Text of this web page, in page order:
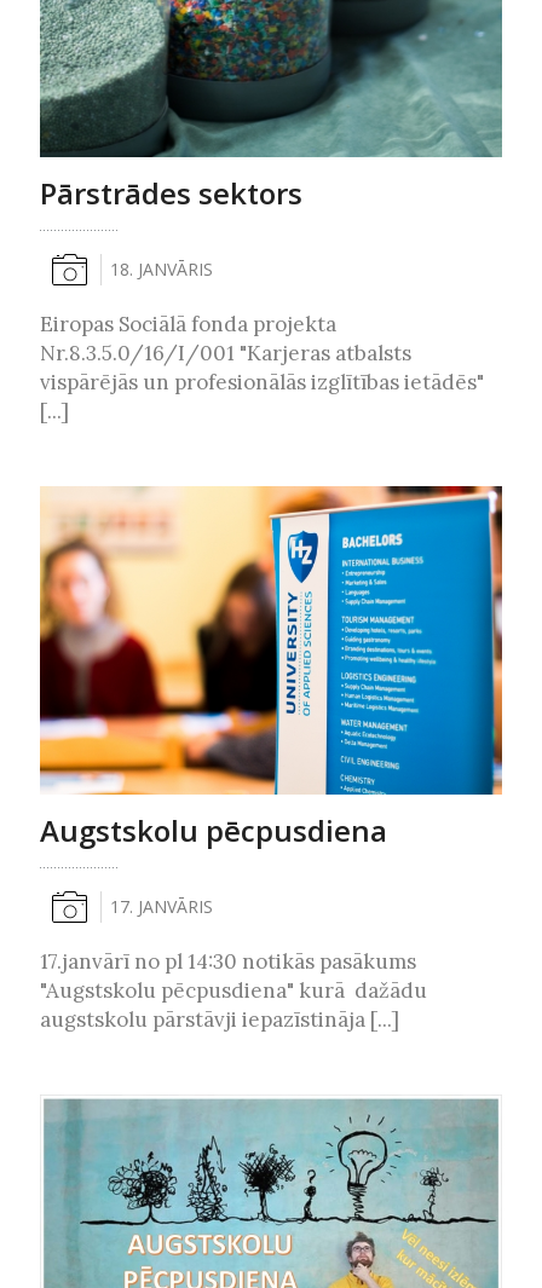
Pārstrādes sektors
18. JANVĀRIS
Eiropas Sociālā fonda projekta
Nr.8.3.5.0/16/I/001 "Karjeras atbalsts
vispārējās un profesionālās izglītības ietādēs"
[...]
Augstskolu pēcpusdiena
17. JANVĀRIS
17.janvārī no pl 14:30 notikās pasākums
"Augstskolu pēcpusdiena" kurā dažādu
augstskolu pārstāvji iepazīstināja [...]